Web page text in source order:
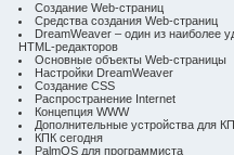
Создание Web-страниц
Средства создания Web-страниц
DreamWeaver – один из наиболее
HTML-редакторов
Основные объекты Web-страницы
Настройки DreamWeaver
Создание CSS
Распространение Internet
Концепция WWW
Дополнительные устройства для
КПК сегодня
PalmOS для программиста